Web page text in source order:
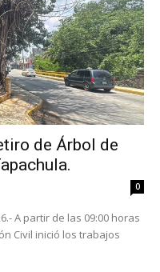
de Árbol de
0
A partir de las 09:00 horas
Civil inició los trabajos